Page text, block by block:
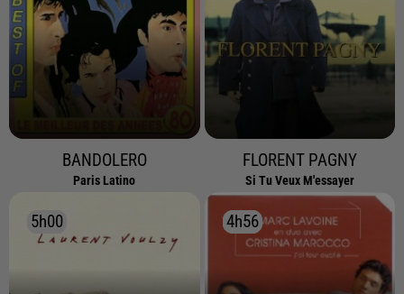
BANDOLERO
Paris Latino
FLORENT PAGNY
Si Tu Veux M'essayer
5h00
5h00 4h56
4h56